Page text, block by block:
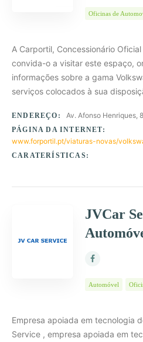
Oficinas de
A Carportil, Concessionário
convida-o a visitar este espaço,
informações sobre a gama
serviços colocados à sua
ENDEREÇO: Av. Afonso Henriques,
PÁGINA DA INTERNET:
www.forportil.pt/viaturas-novas/
CARATERÍSTICAS:
JVCar
Automóvel
Empresa apoiada em tecnologia
Service , empresa apoiada em